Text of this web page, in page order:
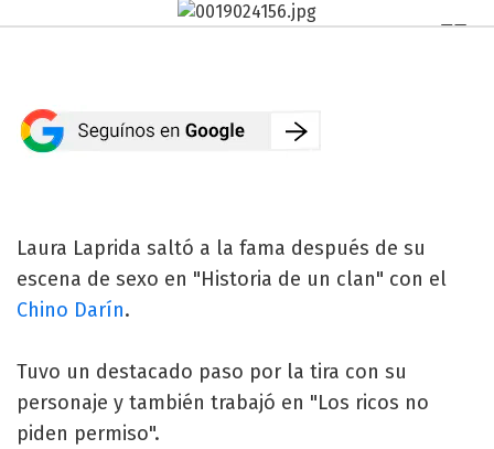
Laura Laprida saltó a la fama después de su
escena de sexo en "Historia de un clan" con el
Chino Darín.
Tuvo un destacado paso por la tira con su
personaje y también trabajó en "Los ricos no
piden permiso".